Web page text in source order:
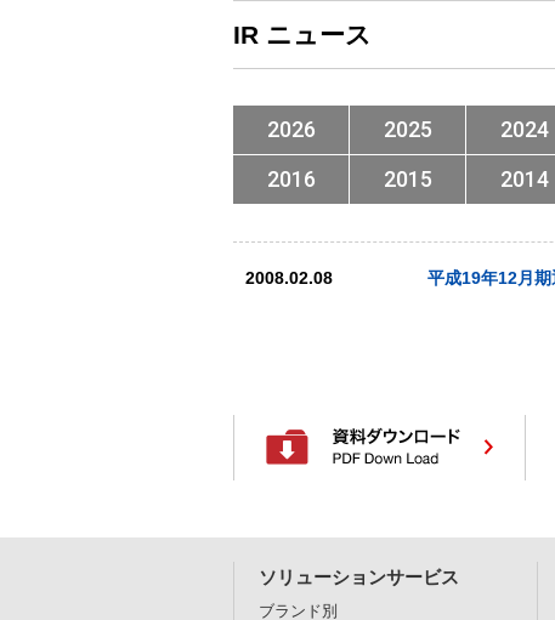
IR ニュース
2026 2025 2024
2016
2015 2014
2008.02.08 平成19年12月期
ソリューションサービス
ブランド別